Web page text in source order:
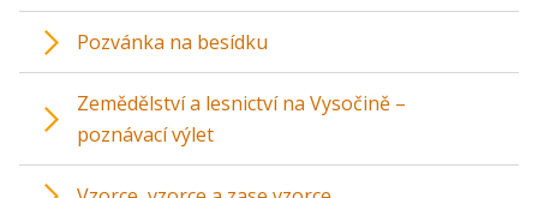
Pozvánka na besídku
Zemědělství a lesnictví na Vysočině –
poznávací výlet